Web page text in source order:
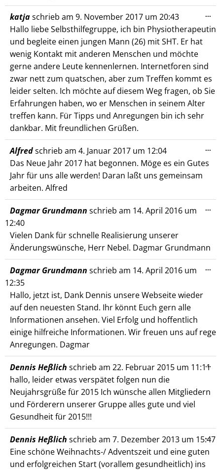
katjaschrieb am 9. November 2017 um 20:43
Hallo liebe Selbsthilfegruppe, ich bin Physiotherapeutin
und begleite einen jungen Mann (26) mit SHT. Er hat
wenig Kontakt mit anderen Menschen und möchte
gerne andere Leute kennenlernen. Internetforen sind
zwar nett zum quatschen, aber zum Treffen kommt es
leider selten. Ich möchte auf diesem Weg fragen, ob Sie
Erfahrungen haben, wo er Menschen in seinem Alter
treffen kann. Für Tipps und Anregungen bin ich sehr
dankbar. Mit freundlichen Grüßen.
...
Alfredschrieb am 4. Januar 2017 um 12:04
Das Neue Jahr 2017 hat begonnen. Möge es ein Gutes
Jahr für uns alle werden! Daran laßt uns gemeinsam
arbeiten. Alfred
...
Dagmar Grundmann schrieb am 14. April 2016 um
12:40
Vielen Dank für schnelle Realisierung unserer
Änderungswünsche, Herr Nebel. Dagmar Grundmann
...
Dagmar Grundmann schrieb am 14. April 2016 um
12:35
Hallo, jetzt ist, Dank Dennis unsere Webseite wieder
auf den neuesten Stand. Ihr könnt Euch gern alle
Informationen ansehen. Viel Erfolg und hoffentlich
einige hilfreiche Informationen. Wir freuen uns auf rege
Anregungen. Dagmar
...
Dennis Heßlich schrieb am 22. Februar 2015 um 11:11
hallo, leider etwas verspätet folgen nun die
Neujahrsgrüße für 2015 Ich wünsche allen Mitgliedern
und Förderern unserer Gruppe alles gute und viel
Gesundheit für 2015!!!
...
Dennis Heßlich schrieb am 7. Dezember 2013 um 15:47
Eine schöne Weihnachts-/ Adventszeit und eine guten
und erfolgreichen Start (vorallem gesundheitlich) ins
...